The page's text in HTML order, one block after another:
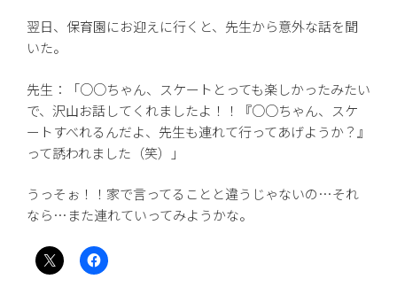
翌日、保育園にお迎えに行くと、先生から意外な話を聞
いた。
先生：「○○ちゃん、スケートとっても楽しかったみたい
で、沢山お話してくれましたよ！！『○○ちゃん、スケ
ートすべれるんだよ、先生も連れて行ってあげようか？』
って誘われました（笑）」
うっそぉ！！家で言ってることと違うじゃないの…それ
なら…また連れていってみようかな。